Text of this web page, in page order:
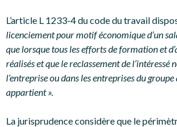
L’article L 1233-4 du code du travail
licenciement pour motif économique d’un
que lorsque tous les efforts de formation et
réalisés et que le reclassement de l’intéressé
l’entreprise ou dans les entreprises du
appartient ».
La jurisprudence considère que le